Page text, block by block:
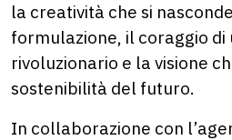
la creatività che si
formulazione, il coraggio di
rivoluzionario e la visione
sostenibilità del futuro.
In collaborazione con